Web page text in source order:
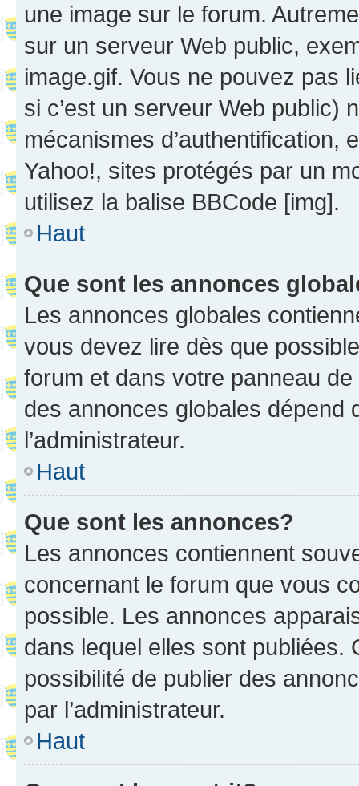
une image sur le forum.
sur un serveur Web public,
image.gif. Vous ne pouvez pas
si c’est un serveur Web public)
mécanismes d’authentification,
Yahoo!, sites protégés par un
utilisez la balise BBCode [img].
Haut
Que sont les annonces
Les annonces globales
vous devez lire dès que
forum et dans votre panneau
des annonces globales dépend
l’administrateur.
Haut
Que sont les annonces?
Les annonces contiennent
concernant le forum que vous
possible. Les annonces
dans lequel elles sont publiées.
possibilité de publier des
par l’administrateur.
Haut